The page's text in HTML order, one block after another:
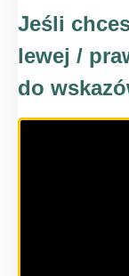
Jeśli
lewej /
do